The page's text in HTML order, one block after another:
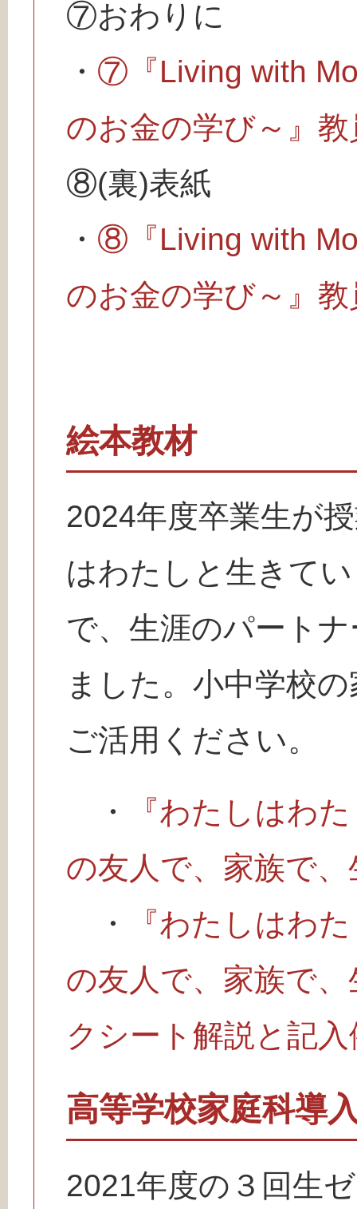
⑦おわりに
・ ⑦『Living with
のお金の学び～』
⑧(裏)表紙
・ ⑧『Living with
のお金の学び～』
絵本教材
2024年度卒業生が
はわたしと生きて
で、生涯のパート
ました。小中学校
ご活用ください。
・
『わたしはわ
の友人で、家族で
・
『わたしはわ
の友人で、家族で
クシート解説と記入
高等学校家庭科導
2021年度の３回生